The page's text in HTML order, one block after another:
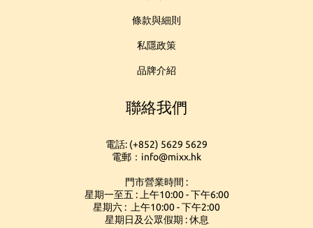
條款與細則
私隱政策
品牌介紹
聯絡我們
電話: (+852) 5629 5629
電郵：info@mixx.hk
門市營業時間 :
星期一至五 : 上午10:00 - 下午6:00
星期六 : 上午10:00 - 下午2:00
星期日及公眾假期 : 休息